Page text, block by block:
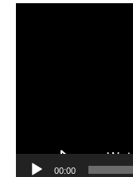
動
00:00